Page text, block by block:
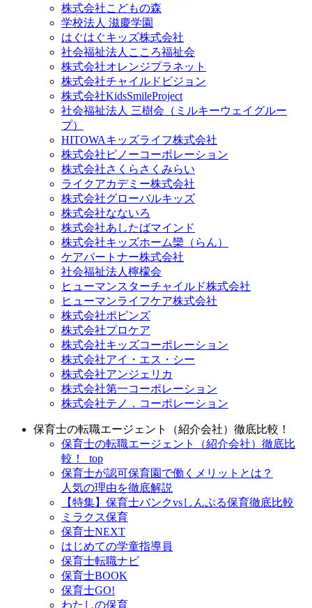
株式会社こどもの森
学校法人 滋慶学園
はぐはぐキッズ株式会社
社会福祉法人こころ福祉会
株式会社オレンジプラネット
株式会社チャイルドビジョン
株式会社KidsSmileProject
社会福祉法人 三樹会（ミルキーウェイグルー
プ）
HITOWAキッズライフ株式会社
株式会社ピノーコーポレーション
株式会社さくらさくみらい
ライクアカデミー株式会社
株式会社グローバルキッズ
株式会社なないろ
株式会社あしたばマインド
株式会社キッズホーム欒（らん）
ケアパートナー株式会社
社会福祉法人檸檬会
ヒューマンスターチャイルド株式会社
ヒューマンライフケア株式会社
株式会社ポピンズ
株式会社プロケア
株式会社キッズコーポレーション
株式会社アイ・エス・シー
株式会社アンジェリカ
株式会社第一コーポレーション
株式会社テノ．コーポレーション
保育士の転職エージェント（紹介会社）徹底比較！
保育士の転職エージェント（紹介会社）徹底比
較！_top
保育士が認可保育園で働くメリットとは？
人気の理由を徹底解説
【特集】保育士バンクvsしんぷる保育徹底比較
ミラクス保育
保育⼠NEXT
はじめての学童指導員
保育士転職ナビ
保育士BOOK
保育士GO!
わたしの保育